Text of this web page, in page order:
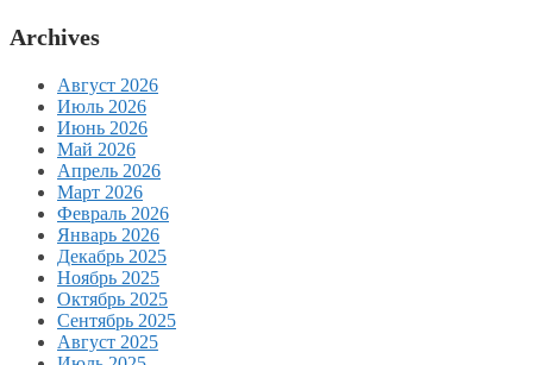
Archives
Август 2026
Июль 2026
Июнь 2026
Май 2026
Апрель 2026
Март 2026
Февраль 2026
Январь 2026
Декабрь 2025
Ноябрь 2025
Октябрь 2025
Сентябрь 2025
Август 2025